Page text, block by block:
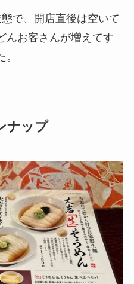
で、開店直後は空いて
んお客さんが増えてす
ナップ